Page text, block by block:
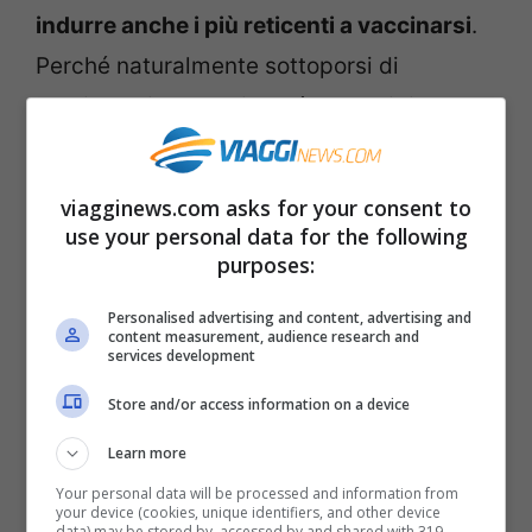
indurre anche i più reticenti a vaccinarsi.
Perché naturalmente sottoporsi di
continuo ai tamponi non è sostenibile sul
lungo termine, anche se fossero gratuiti.
Leggi anche –>Green Pass per treni, aerei
e navi: come funziona
Le modalità di applicazione
Il Super Green pass in tutti i luoghi di
lavoro è stato definito un
vaccinale surrettizio
, senza le regole
chiare e le garanzie di una legge che
viagginews.com asks for your consent to
use your personal data for the following
purposes:
Personalised advertising and content, advertising and
content measurement, audience research and
services development
Store and/or access information on a device
Learn more
Your personal data will be processed and information from
your device (cookies, unique identifiers, and other device